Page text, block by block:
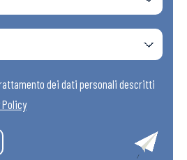
dei dati personali descritti